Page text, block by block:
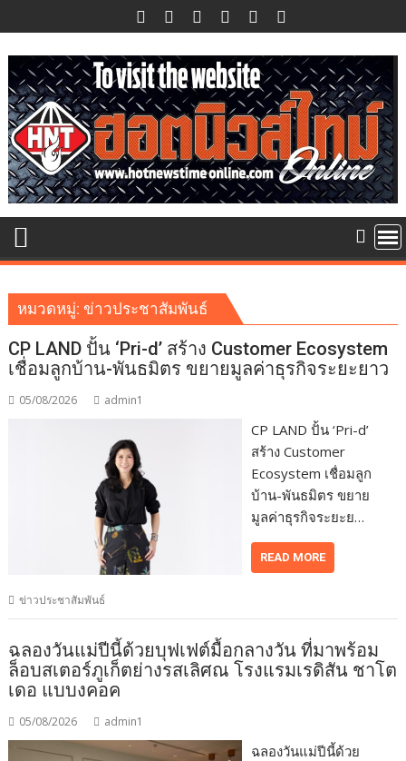
to
content
หมวดหมู่: ข่าวประชาสัมพันธ์
CP LAND ปั้น ‘Pri-d’ สร้าง Customer Ecosystem
เชื่อมลูกบ้าน-พันธมิตร ขยายมูลค่าธุรกิจระยะยาว
05/08/2026 admin1
CP LAND ปั้น ‘Pri-d’
สร้าง Customer
Ecosystem เชื่อมลูก
บ้าน-พันธมิตร ขยาย
มูลค่าธุรกิจระยะย…
READ MORE
ข่าวประชาสัมพันธ์
ฉลองวันแม่ปีนี้ด้วยบุฟเฟต์มื้อกลางวัน ที่มาพร้อม
ล็อบสเตอร์ภูเก็ตย่างรสเลิศณ โรงแรมเรดิสัน ชาโต
เดอ แบบงคอค
05/08/2026 admin1
ฉลองวันแม่ปีนี้ด้วย